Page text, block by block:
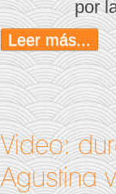
por
Leer más...
Video:
Agustina